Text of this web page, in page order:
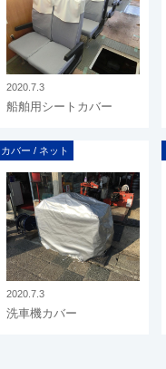
2020.7.3
船舶用シートカバー
カバー / ネット
2020.7.3
洗車機カバー